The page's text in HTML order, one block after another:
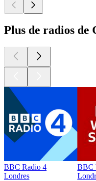
Plus de radios de
BBC Radio 4
Londres
BBC